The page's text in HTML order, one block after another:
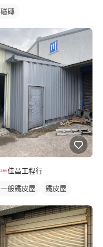
磁磚
佳昌工程行
一般鐵皮屋
鐵皮屋